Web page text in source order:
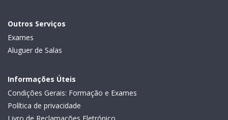
Outros Serviços
Exames
Aluguer de Salas
Informações Úteis
Condições Gerais: Formação e Exames
Política de privacidade